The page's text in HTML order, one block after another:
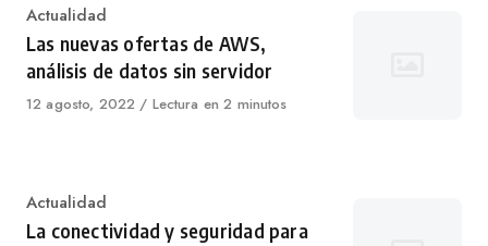
Category
Actualidad
Las nuevas ofertas de AWS,
análisis de datos sin servidor
Published
12 agosto, 2022 Lectura en 2 minutos
Category
Actualidad
La conectividad y seguridad para